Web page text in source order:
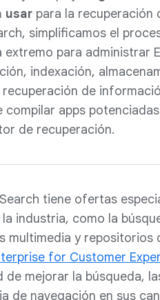
usar para la recuperación
simplificamos el
extremo para administrar
indexación,
recuperación de
compilar apps
de recuperación.
tiene ofertas
la industria, como la
multimedia y repositorios
for Customer
de mejorar la búsqueda,
de navegación en sus